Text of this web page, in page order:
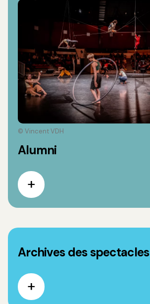
© Vincent VDH
Alumni
Archives des spectacles